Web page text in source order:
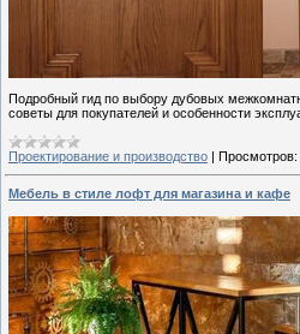
Подробный гид по выбору дубовых
советы для покупателей и особенности
Проектирование и производство | Просмотров:
Мебель в стиле лофт для магазина и кафе